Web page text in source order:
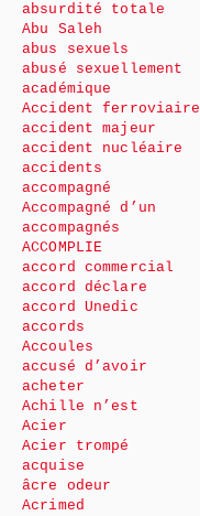
absurdité totale
Abu Saleh
abus sexuels
abusé sexuellement
académique
Accident ferroviaire
accident majeur
accident nucléaire
accidents
accompagné
Accompagné d’un
accompagnés
ACCOMPLIE
accord commercial
accord déclare
accord Unedic
accords
Accoules
accusé d’avoir
acheter
Achille n’est
Acier
Acier trompé
acquise
âcre odeur
Acrimed